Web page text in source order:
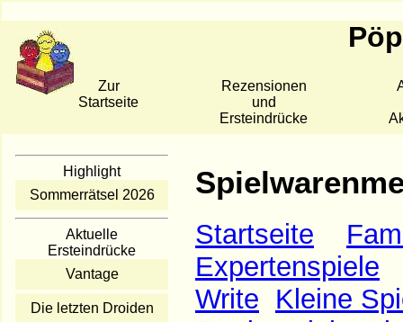
Zur
Startseite
Rezensionen
und
Ersteindrücke
Highlight
Sommerrätsel 2026
Aktuelle
Ersteindrücke
Vantage
Die letzten Droiden
Startseite
Expertenspiele
Write Kleine